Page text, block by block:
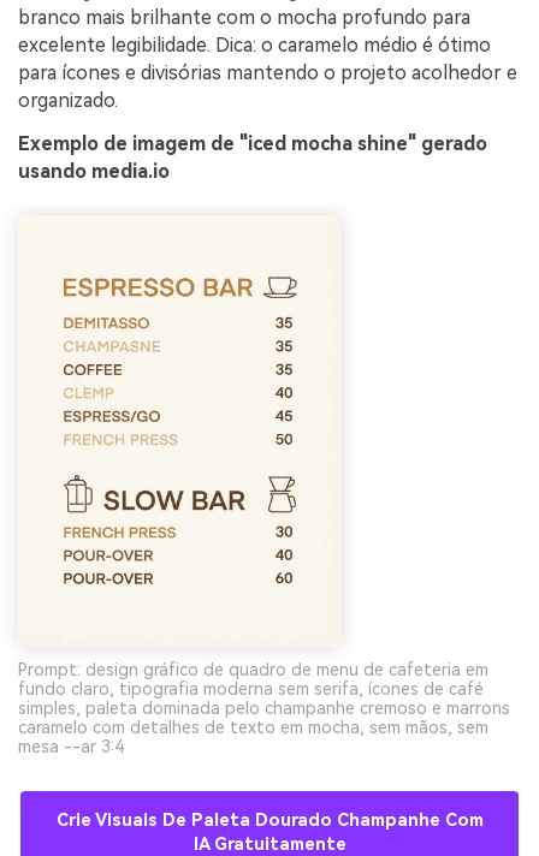
branco mais brilhante com o mocha profundo para
excelente legibilidade. Dica: o caramelo médio é ótimo
para ícones e divisórias mantendo o projeto acolhedor e
organizado.
Exemplo de imagem de "iced mocha shine" gerado
usando media.io
Prompt: design gráfico de quadro de menu de cafeteria em
fundo claro, tipografia moderna sem serifa, ícones de café
simples, paleta dominada pelo champanhe cremoso e marrons
caramelo com detalhes de texto em mocha, sem mãos, sem
mesa --ar 3:4
Crie Visuais De Paleta Dourado Champanhe Com
IA Gratuitamente